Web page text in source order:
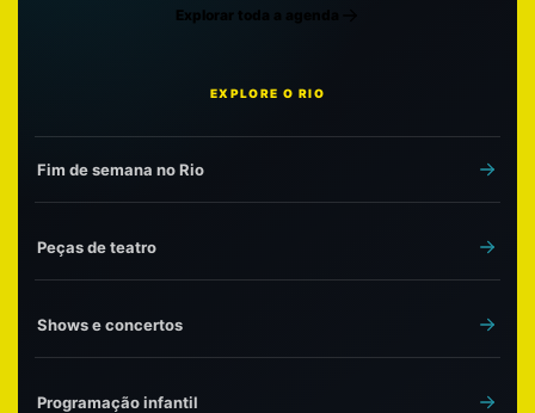
Explorar toda a agenda
EXPLORE O RIO
Fim de semana no Rio
Peças de teatro
Shows e concertos
Programação infantil